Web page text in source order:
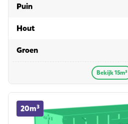
Puinin 15m³
Houtin 15m³
Groenin 15m³
Bekijk 15m³
20m³
20m³ container huren